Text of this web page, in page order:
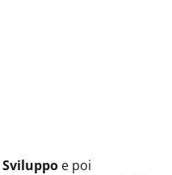
Sviluppo e poi